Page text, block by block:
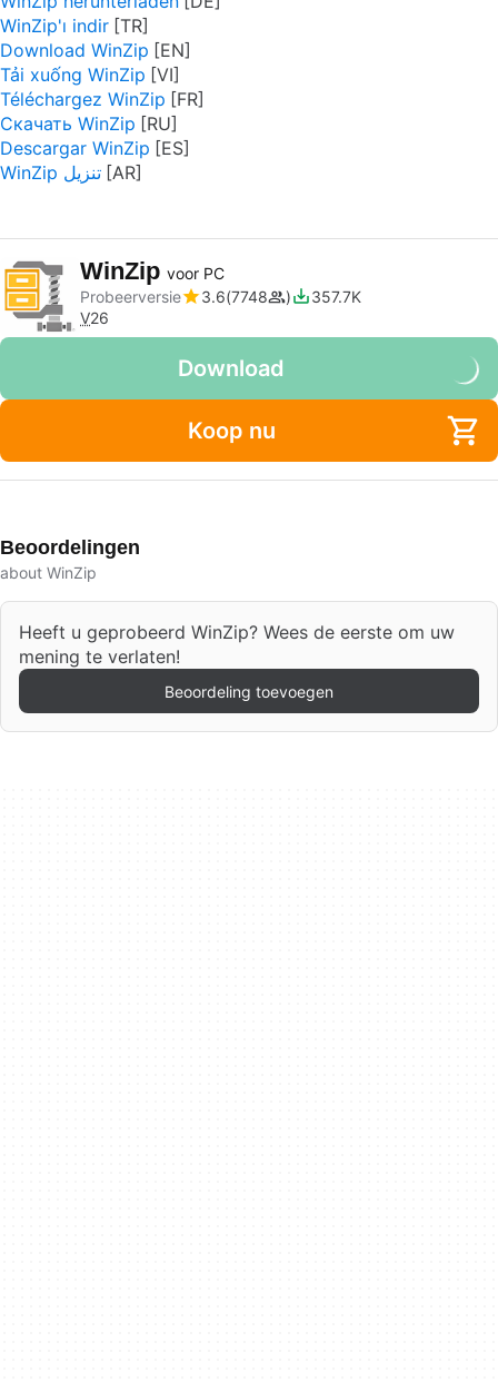
WinZip'ı indir
Download WinZip
Tải xuống WinZip
Téléchargez WinZip
Скачать WinZip
Descargar WinZip
WinZip تنزيل
WinZip voor PC
Probeerversie
3.6 7748
357.7K
V26
Download
Koop nu
Beoordelingen
about WinZip
Heeft u geprobeerd WinZip? Wees de eerste om uw
mening te verlaten!
Beoordeling toevoegen